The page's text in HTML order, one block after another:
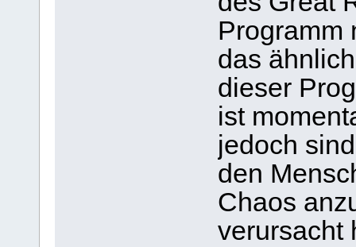
Programm
das
dieser
ist
jedoch
den
Chaos
verursacht